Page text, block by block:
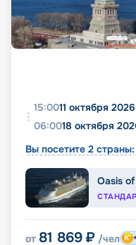
15:0011 октября 2026
06:0018 октября
Вы посетите 2 страны:
Oasis
от 81 869 ₽ /чел